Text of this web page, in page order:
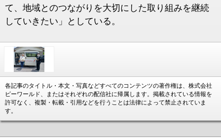
て、地域とのつながりを大切にした取り組みを継続
していきたい」としている。
各記事のタイトル・本文・写真などすべてのコンテンツの著作権は、株式会社
ピーワールド、またはそれぞれの配信社に帰属します。掲載されている情報を
許可なく、複製・転載・引用などを行うことは法律によって禁止されていま
す。